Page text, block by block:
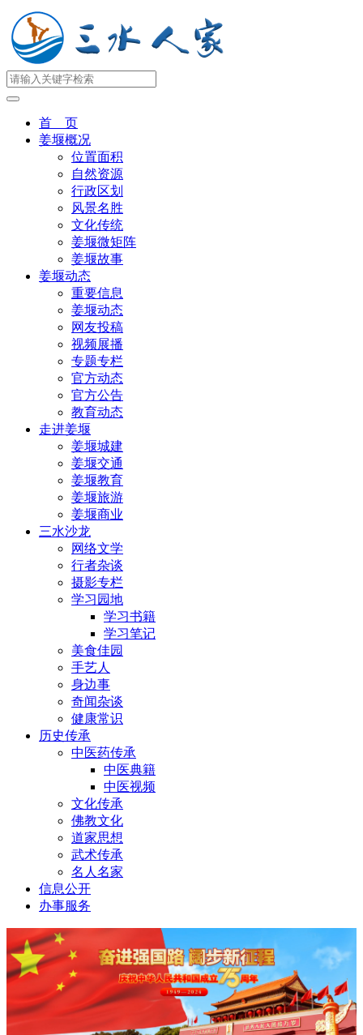
首 页
姜堰概况
位置面积
自然资源
行政区划
风景名胜
文化传统
姜堰微矩阵
姜堰故事
姜堰动态
重要信息
姜堰动态
网友投稿
视频展播
专题专栏
官方动态
官方公告
教育动态
走进姜堰
姜堰城建
姜堰交通
姜堰教育
姜堰旅游
姜堰商业
三水沙龙
网络文学
行者杂谈
摄影专栏
学习园地
学习书籍
学习笔记
美食佳园
手艺人
身边事
奇闻杂谈
健康常识
历史传承
中医药传承
中医典籍
中医视频
文化传承
佛教文化
道家思想
武术传承
名人名家
信息公开
办事服务